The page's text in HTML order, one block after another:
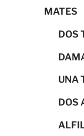
MATES
DOS
UNA
DOS